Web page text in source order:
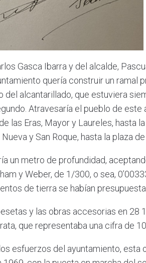
Gasca Ibarra y del alcalde,
quería construir un ramal
del alcantarillado, que estuviera
Atravesaría el pueblo de
las Eras, Mayor y Laureles, hasta
Nueva y San Roque, hasta la plaza
metro de profundidad,
y Weber, de 1/300, o sea,
de tierra se habían
y las obras accesorias en 28
que representaba una cifra de
esfuerzos del ayuntamiento, esta